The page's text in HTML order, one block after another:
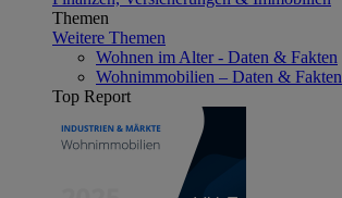
Themen
Weitere Themen
Wohnen im Alter - Daten & Fakten
Wohnimmobilien – Daten & Fakten
Top Report